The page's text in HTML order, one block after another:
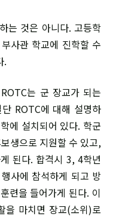
는 것은 아니다. 고등학
사관 학교에 진학할 수
.
는 군 장교가 되는
ROTC에 대해 설명하
에 설치되어 있다. 학군
생으로 지원할 수 있고,
된다. 합격시 3, 4학년
사에 참석하게 되고 방
련을 들어가게 된다. 이
을 마치면 장교(소위)로